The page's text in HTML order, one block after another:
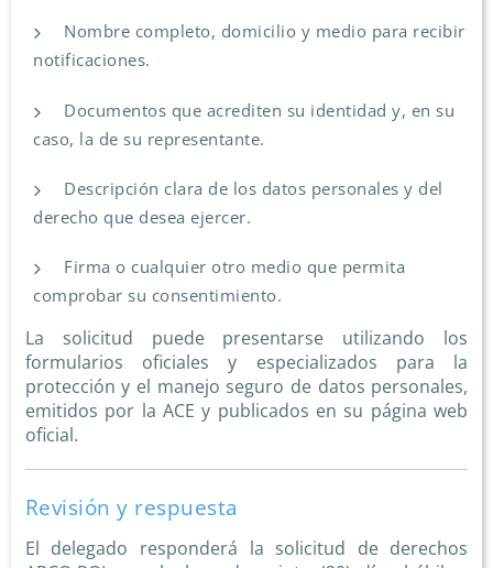
Nombre completo, domicilio y medio para recibir
notificaciones.
Documentos que acrediten su identidad y, en su
caso, la de su representante.
Descripción clara de los datos personales y del
derecho que desea ejercer.
Firma o cualquier otro medio que permita
comprobar su consentimiento.
La solicitud puede presentarse utilizando los
formularios oficiales y especializados para la
protección y el manejo seguro de datos personales,
emitidos por la ACE y publicados en su página web
oficial.
Revisión y respuesta
El delegado responderá la solicitud de derechos